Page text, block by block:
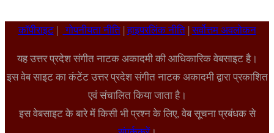
कॉपीराइट| गोपनीयता नीति|हाइपरलिंक नीति|सर्वोत्तम अवलोकन
यह उत्तर प्रदेश संगीत नाटक अकादमी की आधिकारिक वेबसाइट है।
इस वेब साइट का कंटेंट उत्तर प्रदेश संगीत नाटक अकादमी द्वारा प्रकाशित
एवं संचालित किया जाता है।
इस वेबसाइट के बारे में किसी भी प्रश्न के लिए, वेब सूचना प्रबंधक से